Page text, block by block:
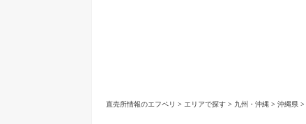
直売所情報のエフペリ > エリアで探す > 九州・沖縄 > 沖縄県 >